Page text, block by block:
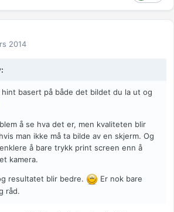
2014
basert på både det bildet du la ut og
å se hva det er, men kvaliteten blir
man ikke må ta bilde av en skjerm. Og
å bare trykk print screen enn å
kamera.
resultatet blir bedre.
Er nok bare
råd.